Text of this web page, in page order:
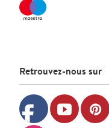
Retrouvez-nous sur
facebook youtube pinterest